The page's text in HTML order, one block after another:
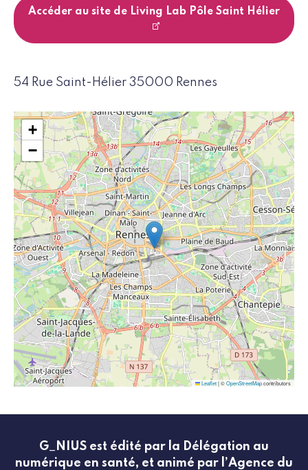
Accéder au site de Living Lab Pôle Saint Hélier
54 Rue Saint-Hélier 35000 Rennes
+
−
Leaflet|©OpenStreetMapcontributors
G_NIUS est édité par la Délégation au
numérique en santé, et animé par l’Agence du